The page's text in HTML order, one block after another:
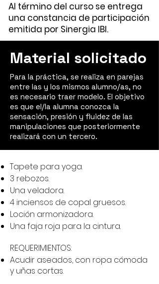
Al término del curso se entrega
una constancia de participación
emitida por Sinergia IBI.
Material solicitado
Para la práctica, se realiza en parejas
entre las y los mismos alumno/as, no
es necesario traer modelo. El objetivo
es que el/la alumna conozca la
sensación, presión y fluidez de las
manipulaciones que posteriormente
realizará con un tercero.
Tapete para yoga.
3 rebozos.
Una veladora.
4 inciensos de copal gruesos.
Loción armonizadora.
Una faja roja para la cintura.
REQUERIMIENTOS:
Acudir aseados, con ropa cómoda
y uñas cortas.